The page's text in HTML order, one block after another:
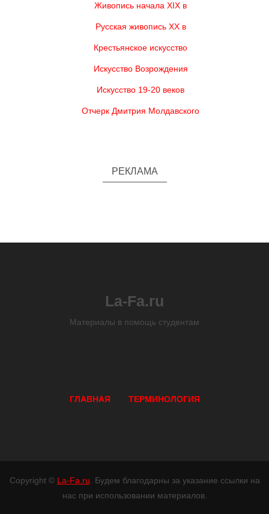
Живопись начала XIX в
Русская живопись XX в
Крестьянское искусство
Искусство Возрождения
Искусство 19-20 веков
Отчерк Дмитрия Молдавского
РЕКЛАМА
La-Fa.ru
Материалы в помощь студентам
ГЛАВНАЯ ТЕРМИНОЛОГИЯ
Copyright © La-Fa.ru . Будем благодарны за указание ссылки на
нас при использовании материалов.